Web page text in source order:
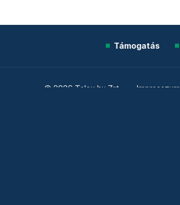
Támogatás
© 2026 Telex.hu Zrt. Impresszum